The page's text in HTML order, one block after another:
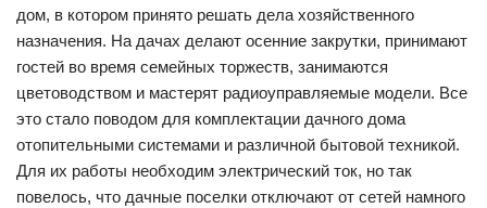
дом, в котором принято решать дела хозяйственного
назначения. На дачах делают осенние закрутки, принимают
гостей во время семейных торжеств, занимаются
цветоводством и мастерят радиоуправляемые модели. Все
это стало поводом для комплектации дачного дома
отопительными системами и различной бытовой техникой.
Для их работы необходим электрический ток, но так
повелось, что дачные поселки отключают от сетей намного